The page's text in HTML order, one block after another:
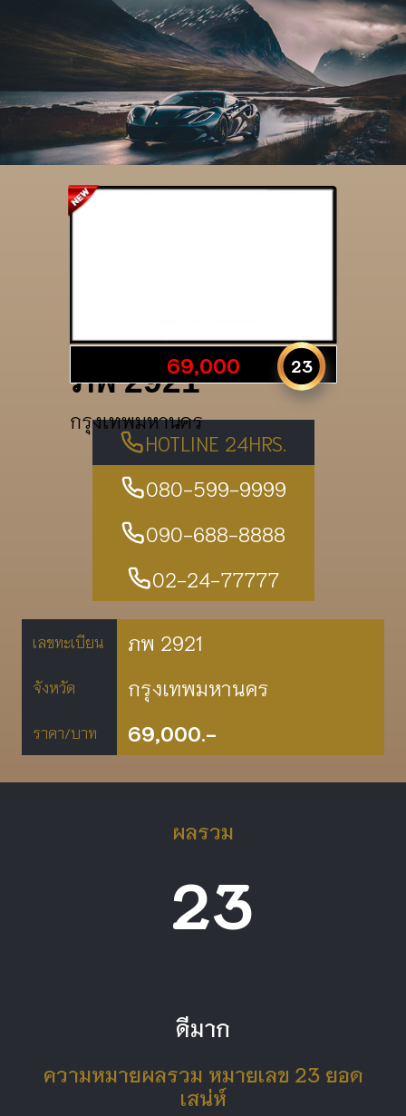
ภพ 2921
กรุงเทพมหานคร
69,000 23
HOTLINE 24HRS.
080-599-9999
090-688-8888
02-24-77777
เลขทะเบียน ภพ 2921
จังหวัด กรุงเทพมหานคร
ราคา/บาท 69,000.-
ผลรวม
23
ดีมาก
ความหมายผลรวม หมายเลข 23 ยอด
เสน่ห์